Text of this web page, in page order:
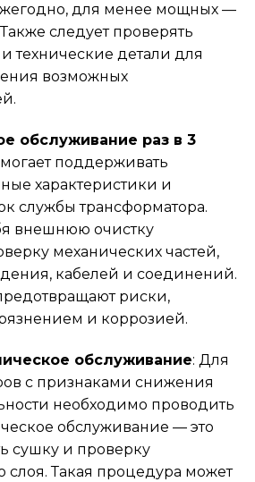
для менее мощных —
следует проверять
технические детали для
возможных
обслуживание раз в 3
поддерживать
характеристики и
службы трансформатора.
внешнюю очистку
механических частей,
кабелей и соединений.
риски,
и коррозией.
обслуживание: Для
с признаками снижения
необходимо проводить
обслуживание — это
сушку и проверку
слоя. Такая процедура может